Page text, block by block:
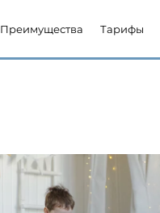
Преимущества Тарифы